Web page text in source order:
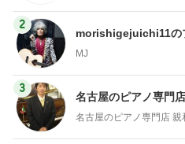
2
morishigejuichi11の
MJ
3
名古屋のピアノ専門
名古屋のピアノ専門店